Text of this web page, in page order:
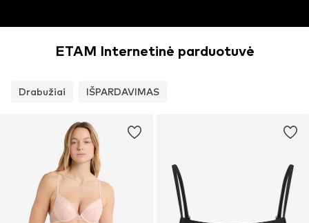
ETAM Internetinė parduotuvė
Drabužiai IŠPARDAVIMAS